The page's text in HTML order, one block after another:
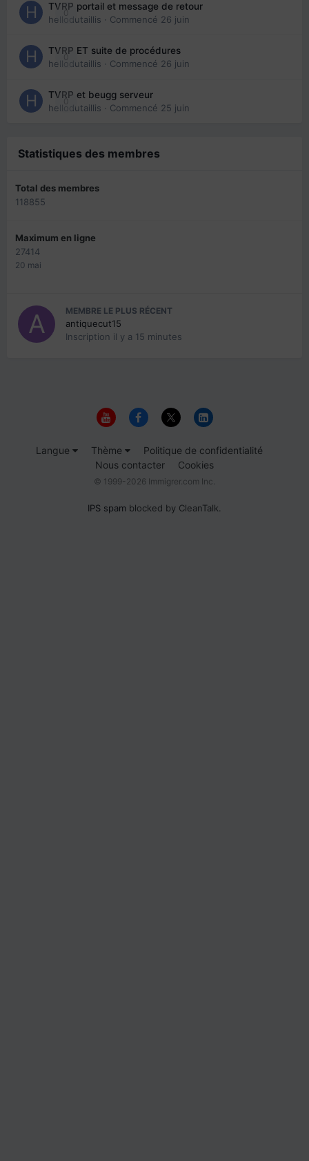
0
TVRP portail et message de retour
hellodutaillis · Commencé 26 juin
0
TVRP ET suite de procédures
hellodutaillis · Commencé 26 juin
0
TVRP et beugg serveur
hellodutaillis · Commencé 25 juin
Statistiques des membres
Total des membres
118855
Maximum en ligne
27414
20 mai
MEMBRE LE PLUS RÉCENT
antiquecut15
Inscription il y a 15 minutes
Langue Thème
Politique de confidentialité
Nous contacter
Cookies
© 1999-2026 Immigrer.com Inc.
IPS spam blocked by CleanTalk.